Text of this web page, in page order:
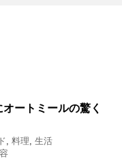
ートミールの驚く
料理 生活